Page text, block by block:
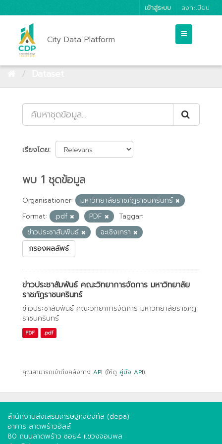
เข้าสู่ระบบ ลงทะเบียน
City Data Platform
เรียงโดย
พบ 1 ชุดข้อมูล
Organisationer:
มหาวิทยาลัยราชภัฏราชนครินทร์
Format:
.pdf PDF
Taggar:
ข่าวประชาสัมพันธ์
ฉะเชิงเทรา
กรองผลลัพธ์
ข่าวประชาสัมพันธ์ คณะวิทยาการจัดการ มหาวิทยาลัย
ราชภัฏราชนครินทร์
ข่าวประชาสัมพันธ์ คณะวิทยาการจัดการ มหาวิทยาลัยราชภัฏ
ราชนครินทร์
PDF .pdf
คุณสามารถเข้าถึงคลังทาง API (ให้ดู คู่มือ API).
สำนักงานส่งเสริมเศรษฐกิจดิจิทัล (depa)
อาคาร ลาดพร้าวฮิลล์
80 ถนนลาดพร้าว ซอย4 แขวงจอมพล